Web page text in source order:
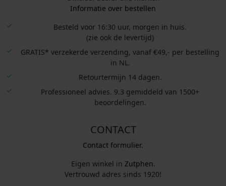
Informatie over bestellen
Besteld voor 16:30 uur, morgen in huis.
(zie ook de levertijd)
GRATIS* verzekerde verzending, vanaf €49,- per bestelling
in NL.
Retourtermijn 14 dagen.
Professioneel advies. 9.3 gemiddeld van 1500+
beoordelingen.
CONTACT
Contact formulier.
Eigen winkel in Zutphen.
Vertrouwd adres sinds 1920!